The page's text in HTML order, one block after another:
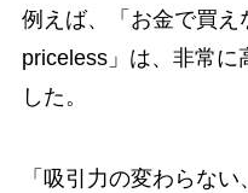
例えば、「お金で買え
priceless」は、非常に
した。
「吸引力の変わらな